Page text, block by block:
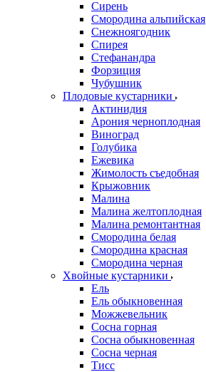
Сирень
Смородина альпийская
Снежноягодник
Спирея
Стефанандра
Форзиция
Чубушник
Плодовые кустарники
Актинидия
Арония черноплодная
Виноград
Голубика
Ежевика
Жимолость съедобная
Крыжовник
Малина
Малина желтоплодная
Малина ремонтантная
Смородина белая
Смородина красная
Смородина черная
Хвойные кустарники
Ель
Ель обыкновенная
Можжевельник
Сосна горная
Сосна обыкновенная
Сосна черная
Тисс